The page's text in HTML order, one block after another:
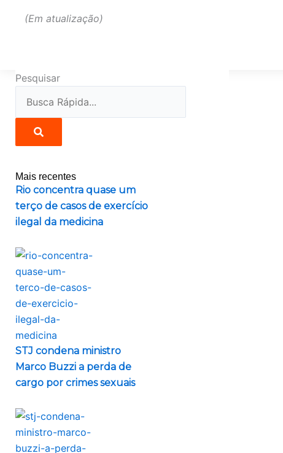
(Em atualização)
Pesquisar
Mais recentes
Rio concentra quase um
terço de casos de exercício
ilegal da medicina
STJ condena ministro
Marco Buzzi a perda de
cargo por crimes sexuais